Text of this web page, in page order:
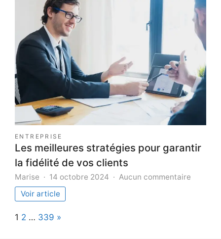
auto
à
ne
pas
cette
ENTREPRISE
Les meilleures stratégies pour garantir
la fidélité de vos clients
Marise 14 octobre 2024 Aucun commentaire
Voir article
Page:
1 2 … 339 Next
»